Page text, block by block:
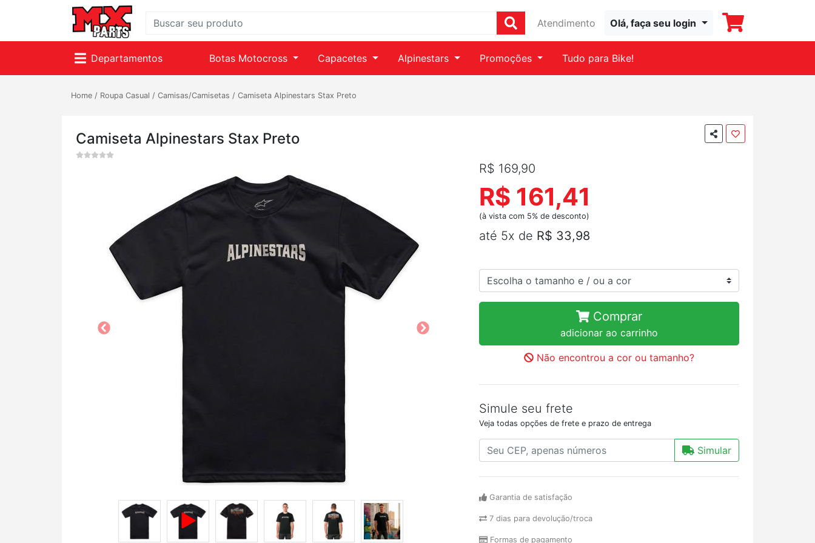
Atendimento Olá, faça seu login
Departamentos Botas Motocross Capacetes Alpinestars Promoções Tudo para Bike!
Home / Roupa Casual / Camisas/Camisetas / Camiseta Alpinestars Stax Preto
Camiseta Alpinestars Stax Preto
R$ 169,90
R$ 161,41
(à vista com 5% de desconto)
até 5x de R$ 33,98
Comprar
adicionar ao carrinho
Não encontrou a cor ou tamanho?
Simule seu frete
Veja todas opções de frete e prazo de entrega
Simular
Garantia de satisfação
7 dias para devolução/troca
Formas de pagamento